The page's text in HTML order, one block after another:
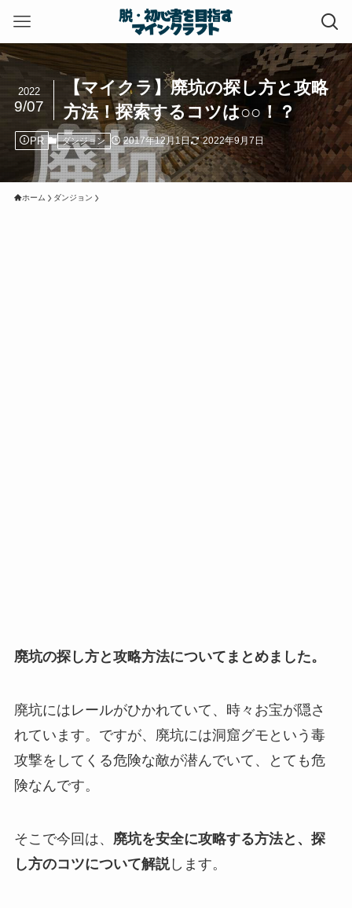
【マイクラ】廃坑の探し方と攻略
方法！探索するコツは○○！？
2022
9/07
PR ダンジョン 2017年12月1日 2022年9月7日
ホーム ダンジョン
廃坑の探し方と攻略方法についてまとめました。
廃坑にはレールがひかれていて、時々お宝が隠さ
れています。ですが、廃坑には洞窟グモという毒
攻撃をしてくる危険な敵が潜んでいて、とても危
険なんです。
そこで今回は、 廃坑を安全に攻略する方法と、探
し方のコツについて解説します。